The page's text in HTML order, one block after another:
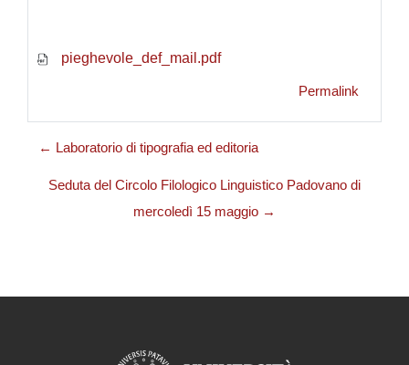
pieghevole_def_mail.pdf
Permalink
← Laboratorio di tipografia ed editoria
Seduta del Circolo Filologico Linguistico Padovano di
mercoledì 15 maggio →